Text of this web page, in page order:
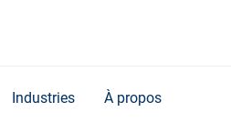
Industries À propos